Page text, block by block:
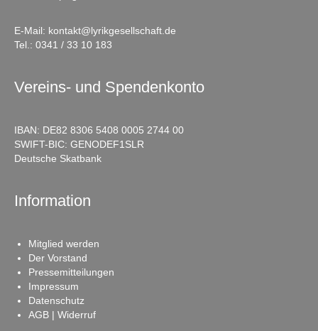
E-Mail: kontakt@lyrikgesellschaft.de
Tel.: 0341 / 33 10 183
Vereins- und Spendenkonto
IBAN: DE82 8306 5408 0005 2744 00
SWIFT-BIC: GENODEF1SLR
Deutsche Skatbank
Information
Mitglied werden
Der Vorstand
Pressemitteilungen
Impressum
Datenschutz
AGB | Widerruf